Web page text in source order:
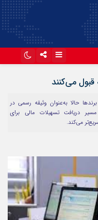
قبول می‌کنند
حالا به‌عنوان وثیقه رسمی در
دریافت تسهیلات مالی برای
می‌کند.